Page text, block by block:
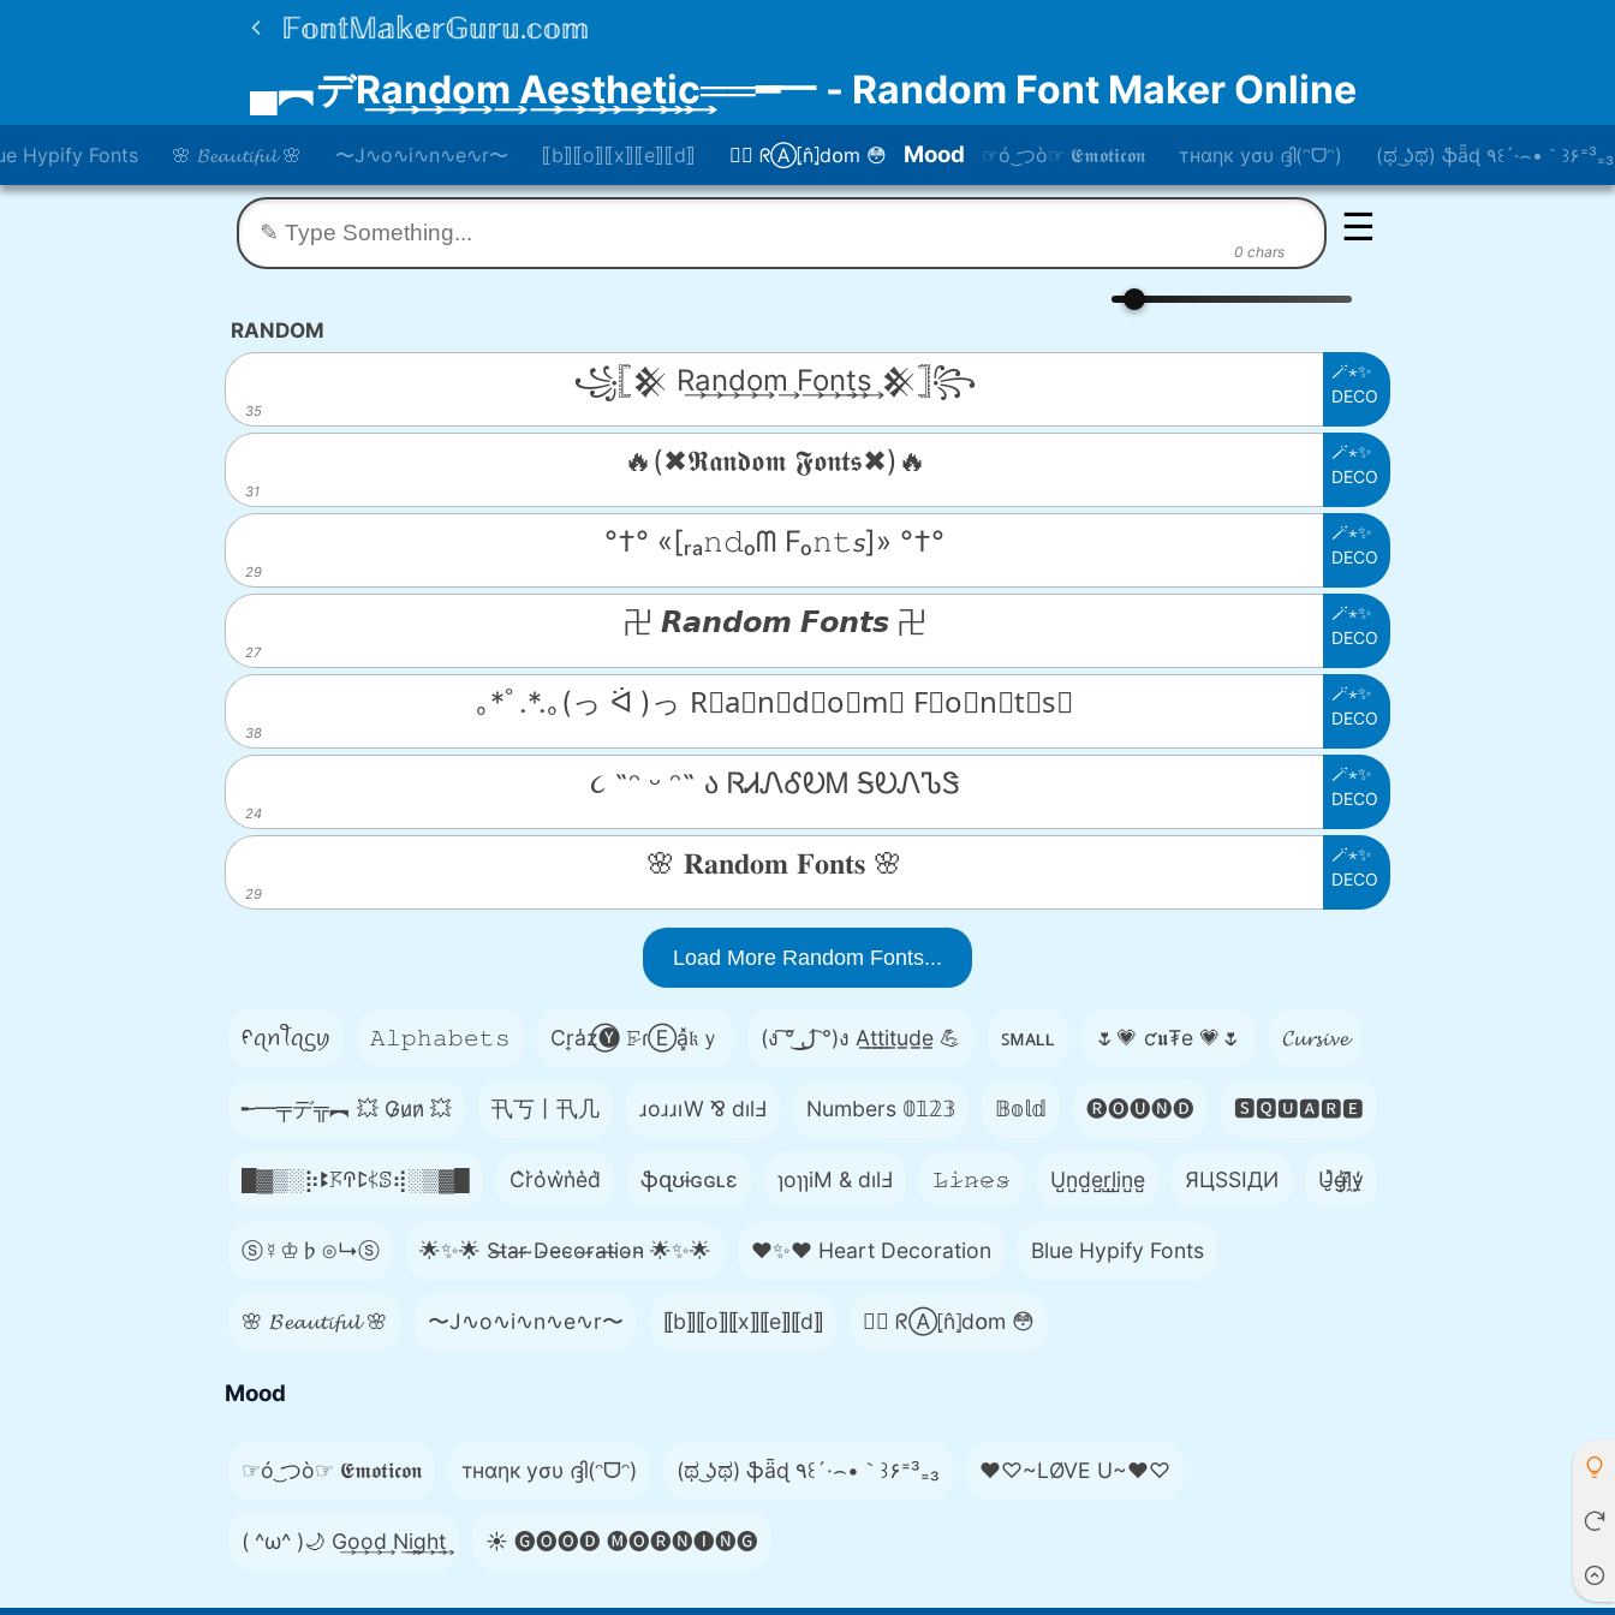
▄︻デR͢a͢n͢d͢o͢m͢ A͢e͢s͢t͢h͢e͢t͢i͢c͢══━一 - Random Font Maker Online
Hypify Fonts 🌸 𝓑𝓮𝓪𝓾𝓽𝓲𝓯𝓾𝓵 🌸 〜J∿o∿i∿n∿e∿r〜 ⟦b⟧⟦o⟧⟦x⟧⟦e⟧⟦d⟧ 😵‍💫 ᖇⒶ⦏n̂⦎d໐m 😳 Mood ☞ó ͜つò☞ 𝕰𝖒𝖔𝖙𝖎𝖈𝖔𝖓 тнαηк уσυ ദ്ദി(ᵔᗜᵔ) (ಥ ͜ʖಥ) ֆǟɖ ٩꒰´·⌢•｀꒱۶⁼³₌₃
0 chars
☰
RANDOM
35
꧁𓊈𒆜 R͢a͢n͢d͢o͢m͢ F͢o͢n͢t͢s͢ 𒆜𓊉꧂
🪄⋆✨
DECO
31
🔥(✖𝕽𝖆𝖓𝖉𝖔𝖒 𝕱𝖔𝖓𝖙𝖘✖)🔥
🪄⋆✨
DECO
29
°†° «[ᵣₐ𝚗𝚍ₒᗰ Fₒ𝚗𝚝𝘴]» °†°
🪄⋆✨
DECO
27
卍 𝙍𝙖𝙣𝙙𝙤𝙢 𝙁𝙤𝙣𝙩𝙨 卍
🪄⋆✨
DECO
38
｡*ﾟ.*.｡(っ ᐛ )っ R⃒a⃒n⃒d⃒o⃒m⃒ F⃒o⃒n⃒t⃒s⃒
🪄⋆✨
DECO
24
૮ ˶ᵔ ᵕ ᵔ˶ ა ᏒᏗᏁᎴᎧᎷ ᎦᎧᏁᏖᏕ
🪄⋆✨
DECO
29
🌸 𝐑𝐚𝐧𝐝𝐨𝐦 𝐅𝐨𝐧𝐭𝐬 🌸
🪄⋆✨
DECO
Load More Random Fonts...
ᠻꪖꪀꪻꪖᦓꪗ 𝙰𝚕𝚙𝚑𝚊𝚋𝚎𝚝𝚜 Cr͎a̾z⃝🅨 𝙵̷ɾⒺa͓̽𝔨ｙ (ง ͠° ͟ل͜ ͡°)ง A̲t̲t̲i̲t̲u̲d̲e̲ 💪 ꜱᴍᴀʟʟ 🌷💗 ƈ𝖚₮e 💗🌷 𝓒𝓾𝓻𝓼𝓲𝓿𝓮
╾━╤デ╦︻ 💥 G̷u̷n̷ 💥 卂丂丨卂几 ɹoɹɹıW ⅋ dılℲ Numbers 𝟘𝟙𝟚𝟛 𝔹𝕠𝕝𝕕 🅡🅞🅤🅝🅓 🆂🆀🆄🅰🆁🅴
█▓▒­░⡷ꔪ𖦪ꛈꛕ𖤰ꕷ⢾░▒▓█ C͛r͛o͛w͛n͛e͛d͛ ֆզʊɨɢɢʟɛ ɿoɿɿiM & dılℲ 𝙻̷𝚒̷𝚗̷𝚎̷𝚜̷ U̺n̺d̺e̺r̺l̺i̺n̺e̺ ЯЦSSIДИ U̵̮̽g̶͙̾ḽ̸͊y̵̤̒
ⓢ☿♔♭⊙↳ⓢ 🌟✨🌟 S̴t̴a̴r̴ ̴D̴e̴c̴o̴r̴a̴t̴i̴o̴n̴ 🌟✨🌟 ❤️✨❤️ Heart Decoration Blue Hypify Fonts
🌸 𝓑𝓮𝓪𝓾𝓽𝓲𝓯𝓾𝓵 🌸 〜J∿o∿i∿n∿e∿r〜 ⟦b⟧⟦o⟧⟦x⟧⟦e⟧⟦d⟧ 😵‍💫 ᖇⒶ⦏n̂⦎d໐m 😳
Mood
☞ó ͜つò☞ 𝕰𝖒𝖔𝖙𝖎𝖈𝖔𝖓 тнαηк уσυ ദ്ദി(ᵔᗜᵔ) (ಥ ͜ʖಥ) ֆǟɖ ٩꒰´·⌢•｀꒱۶⁼³₌₃ ♥♡~LØVE U~♥♡
( ^ω^ )🌙 G͢o͢o͢d͢ N͢i͢g͢h͢t͢ ☀️ 🅖🅞🅞🅓 🅜🅞🅡🅝🅘🅝🅖